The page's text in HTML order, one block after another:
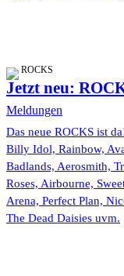
ROCKS
Jetzt neu:
Meldungen
Das neue ROCKS ist
Billy Idol, Rainbow,
Badlands, Aerosmith,
Roses, Airbourne,
Arena, Perfect Plan,
The Dead Daisies uvm.